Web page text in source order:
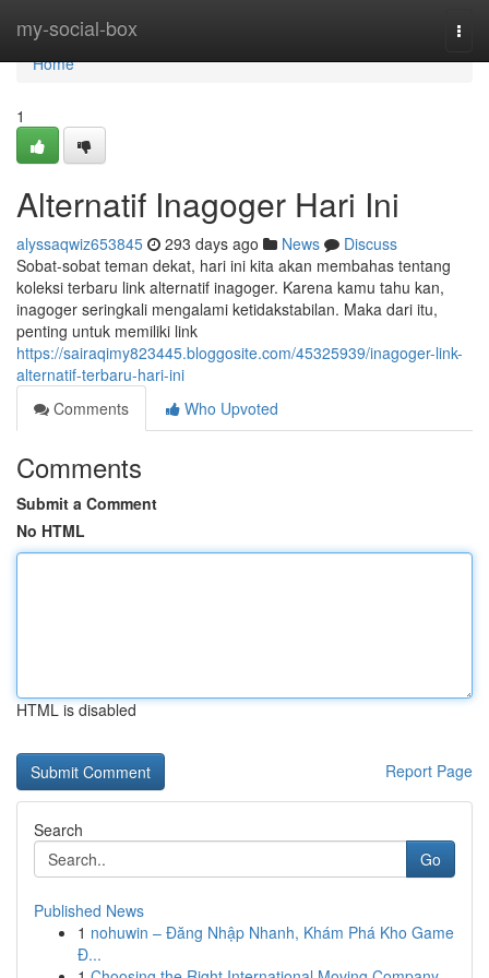
my-social-box
Home
Home
1
Alternatif Inagoger Hari Ini
alyssaqwiz653845 293 days ago News
Discuss
Sobat-sobat teman dekat, hari ini kita akan membahas tentang
koleksi terbaru link alternatif inagoger. Karena kamu tahu kan,
inagoger seringkali mengalami ketidakstabilan. Maka dari itu,
penting untuk memiliki link
https://sairaqimy823445.bloggosite.com/45325939/inagoger-link-
alternatif-terbaru-hari-ini
Comments
Who Upvoted
Comments
Submit a Comment
No HTML
HTML is disabled
Report Page
Search
Go
Published News
1 nohuwin – Đăng Nhập Nhanh, Khám Phá Kho Game
Đ...